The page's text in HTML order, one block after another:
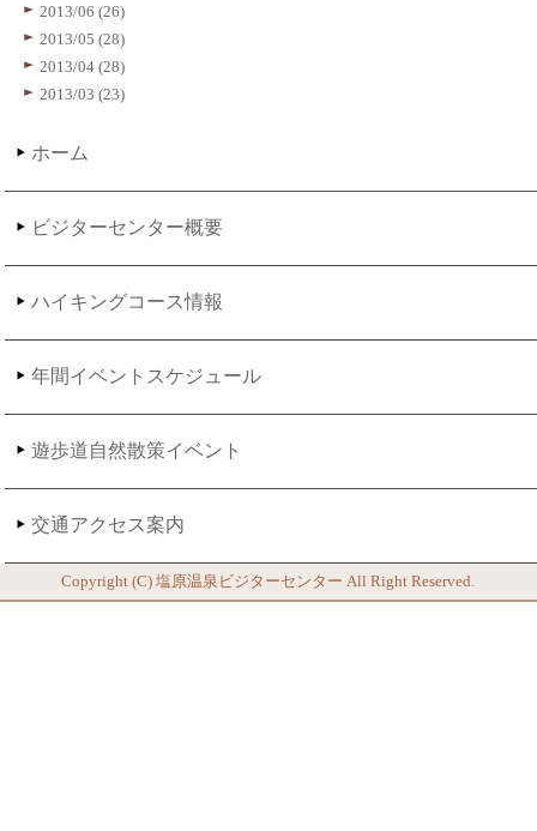
2013/06 (26)
2013/05 (28)
2013/04 (28)
2013/03 (23)
ホーム
ビジターセンター概要
ハイキングコース情報
年間イベントスケジュール
遊歩道自然散策イベント
交通アクセス案内
Copyright (C)塩原温泉ビジターセンター All Right Reserved.